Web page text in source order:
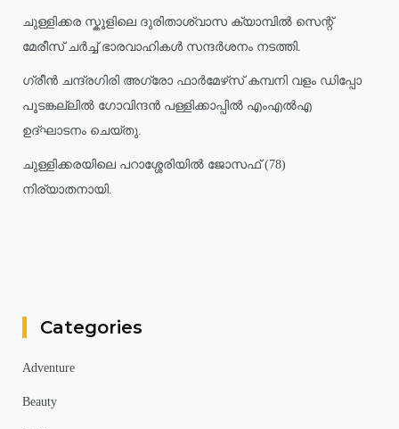
ചുള്ളിക്കര സ്കൂളിലെ ദുരിതാശ്വാസ ക്യാമ്പിൽ സെന്റ്
മേരീസ് ചർച്ച് ഭാരവാഹികൾ സന്ദർശനം നടത്തി.
ഗ്രീൻ ചന്ദ്രഗിരി അഗ്രോ ഫാർമേഴ്‌സ് കമ്പനി വളം ഡിപ്പോ
പൂടങ്കല്ലിൽ ഗോവിന്ദൻ പള്ളിക്കാപ്പിൽ എംഎൽഎ
ഉദ്ഘാടനം ചെയ്തു.
ചുള്ളിക്കരയിലെ പറാശ്ശേരിയിൽ ജോസഫ് (78)
നിര്യാതനായി.
Categories
Adventure
Beauty